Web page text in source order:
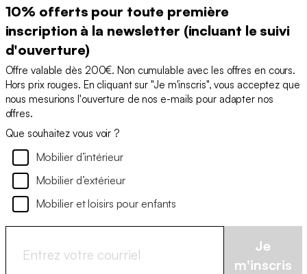
10% offerts pour toute première
inscription à la newsletter (incluant le suivi
d'ouverture)
Offre valable dès 200€. Non cumulable avec les offres en cours.
Hors prix rouges. En cliquant sur "Je m'inscris", vous acceptez que
nous mesurions l'ouverture de nos e-mails pour adapter nos
offres.
Que souhaitez vous voir ?
Mobilier d’intérieur
Mobilier d’extérieur
Mobilier et loisirs pour enfants
Je
m'inscris